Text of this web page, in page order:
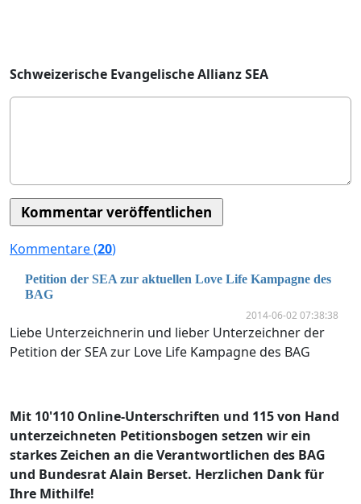
Schweizerische Evangelische Allianz SEA
Kommentare (20)
Petition der SEA zur aktuellen Love Life Kampagne des
BAG
2014-06-02 07:38:38
Liebe Unterzeichnerin und lieber Unterzeichner der
Petition der SEA zur Love Life Kampagne des BAG
Mit 10'110 Online-Unterschriften und 115 von Hand
unterzeichneten Petitionsbogen setzen wir ein
starkes Zeichen an die Verantwortlichen des BAG
und Bundesrat Alain Berset. Herzlichen Dank für
Ihre Mithilfe!